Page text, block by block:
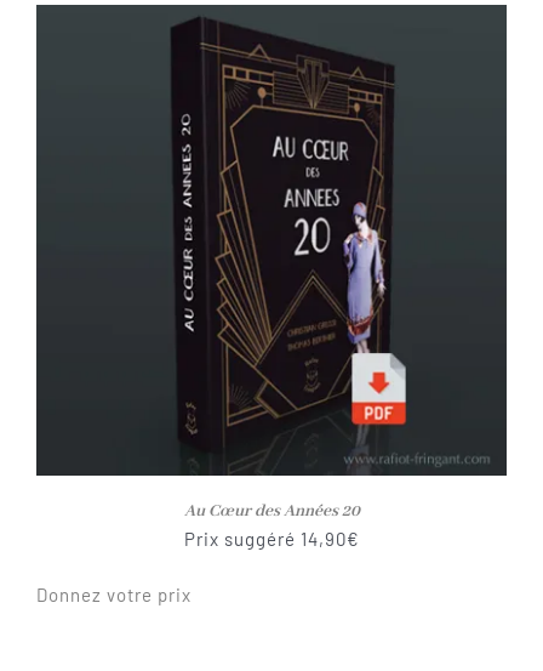
Au Cœur des Années 20
Prix suggéré 14,90€
Donnez votre prix